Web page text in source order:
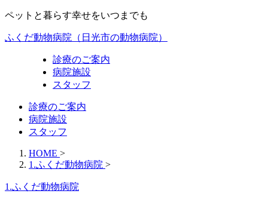
ペットと暮らす幸せをいつまでも
ふくだ動物病院（日光市の動物病院）
診療のご案内
病院施設
スタッフ
診療のご案内
病院施設
スタッフ
HOME >
1.ふくだ動物病院 >
1.ふくだ動物病院